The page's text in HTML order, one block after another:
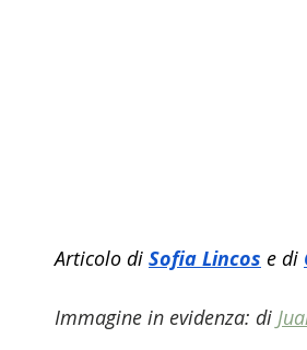
Articolo di Sofia Lincos e di
Immagine in evidenza: di